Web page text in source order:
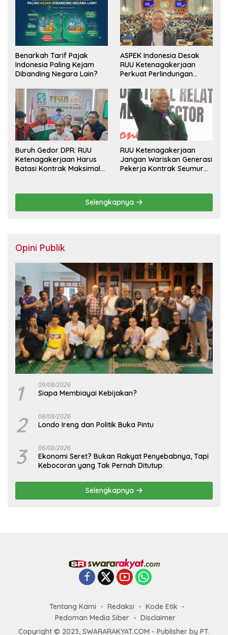
Benarkah Tarif Pajak
Indonesia Paling Kejam
Dibanding Negara Lain?
ASPEK Indonesia Desak
RUU Ketenagakerjaan
Perkuat Perlindungan
Pesangon
Buruh Gedor DPR: RUU
Ketenagakerjaan Harus
Batasi Kontrak Maksimal
RUU Ketenagakerjaan
Jangan Wariskan Generasi
Pekerja Kontrak Seumur
Selengkapnya
Opini Publik
1 09/08/2026
Siapa Membiayai Kebijakan?
2 08/08/2026
Londo Ireng dan Politik Buka Pintu
3 06/08/2026
Ekonomi Seret? Bukan Rakyat Penyebabnya, Tapi
Kebocoran yang Tak Pernah Ditutup.
Selengkapnya
Tentang Kami Redaksi
Kode Etik
Pedoman Media Siber
Disclaimer
Copyright © 2023, SWARARAKYAT.COM - Publisher by PT.